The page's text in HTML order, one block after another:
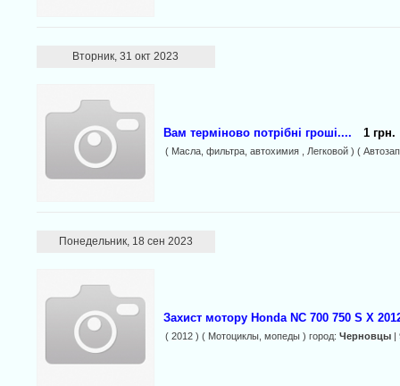
Вторник, 31 окт 2023
Вам терміново потрібні гроші.... 1 грн.
( Масла, фильтра, автохимия , Легковой ) (
Понедельник, 18 сен 2023
Захист мотору Honda NC 700 750 S X
( 2012 ) ( Мотоциклы, мопеды ) город: Черновцы|